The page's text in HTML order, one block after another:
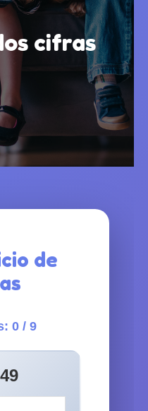
cifras
de
0/ 9